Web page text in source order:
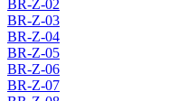
BR-Z-02
BR-Z-03
BR-Z-04
BR-Z-05
BR-Z-06
BR-Z-07